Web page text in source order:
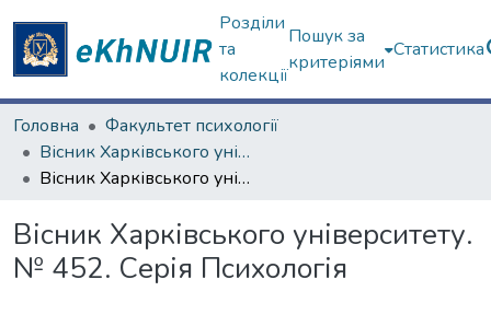
Розділи
та
колекції
Пошук за
критеріями
Статистика
Головна
Факультет психології
Вісник Харківського університету. Серія "Психологія"
Вісник Харківського університету. № 452. Серія Психологія
Вісник Харківського університету.
№ 452. Серія Психологія